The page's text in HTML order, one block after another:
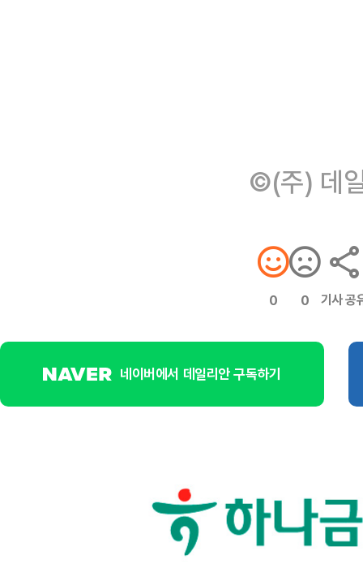
©(주) 데
0 0 기사 공
네이버에서 데일리안 구독하기